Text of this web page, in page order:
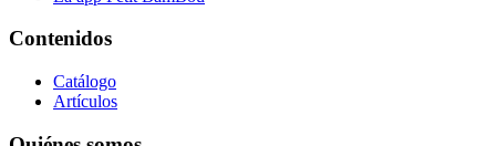
Contenidos
Catálogo
Artículos